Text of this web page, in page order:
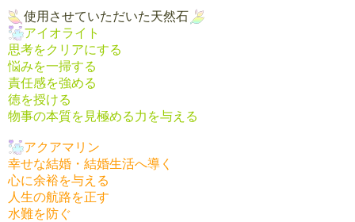
使用させていただいた天然石
アイオライト
思考をクリアにする
悩みを一掃する
責任感を強める
徳を授ける
物事の本質を見極める力を与える
アクアマリン
幸せな結婚・結婚生活へ導く
心に余裕を与える
人生の航路を正す
水難を防ぐ